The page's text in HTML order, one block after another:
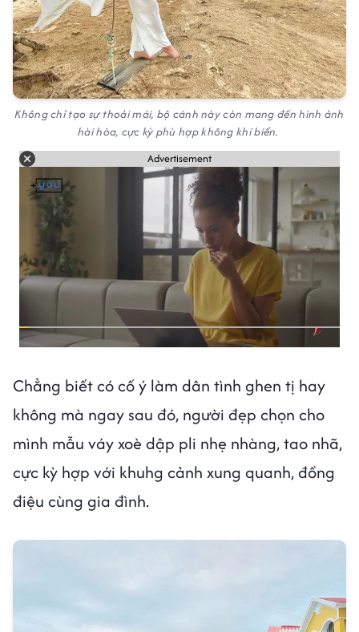
Không chỉ tạo sự thoải mái, bộ cánh này còn mang đến hình ảnh
hài hòa, cực kỳ phù hợp không khí biển.
Advertisement
Chẳng biết có cố ý làm dân tình ghen tị hay
không mà ngay sau đó, người đẹp chọn cho
mình mẫu váy xoè dập pli nhẹ nhàng, tao nhã,
cực kỳ hợp với khuhg cảnh xung quanh, đồng
điệu cùng gia đình.